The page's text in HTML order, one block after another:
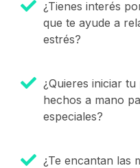
¿Tienes interés
que te ayude a
estrés?
¿Quieres iniciar
hechos a mano
especiales?
¿Te encantan las